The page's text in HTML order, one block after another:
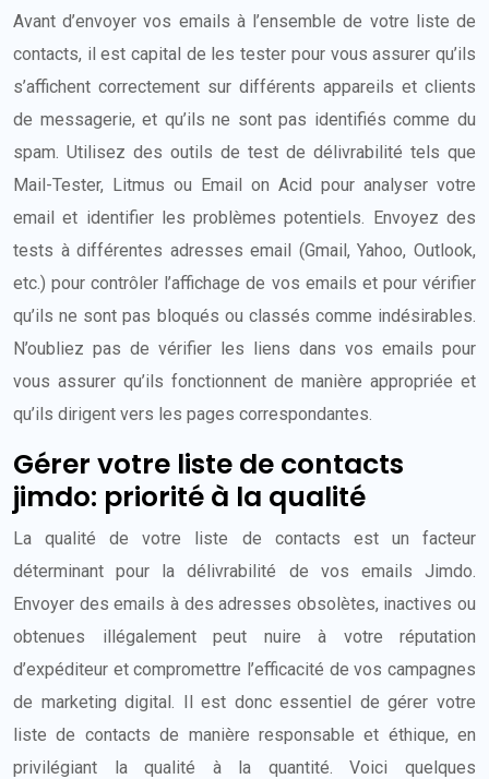
Avant d’envoyer vos emails à l’ensemble de votre liste de
contacts, il est capital de les tester pour vous assurer qu’ils
s’affichent correctement sur différents appareils et clients
de messagerie, et qu’ils ne sont pas identifiés comme du
spam. Utilisez des outils de test de délivrabilité tels que
Mail-Tester, Litmus ou Email on Acid pour analyser votre
email et identifier les problèmes potentiels. Envoyez des
tests à différentes adresses email (Gmail, Yahoo, Outlook,
etc.) pour contrôler l’affichage de vos emails et pour vérifier
qu’ils ne sont pas bloqués ou classés comme indésirables.
N’oubliez pas de vérifier les liens dans vos emails pour
vous assurer qu’ils fonctionnent de manière appropriée et
qu’ils dirigent vers les pages correspondantes.
Gérer votre liste de contacts
jimdo: priorité à la qualité
La qualité de votre liste de contacts est un facteur
déterminant pour la délivrabilité de vos emails Jimdo.
Envoyer des emails à des adresses obsolètes, inactives ou
obtenues illégalement peut nuire à votre réputation
d’expéditeur et compromettre l’efficacité de vos campagnes
de marketing digital. Il est donc essentiel de gérer votre
liste de contacts de manière responsable et éthique, en
privilégiant la qualité à la quantité. Voici quelques